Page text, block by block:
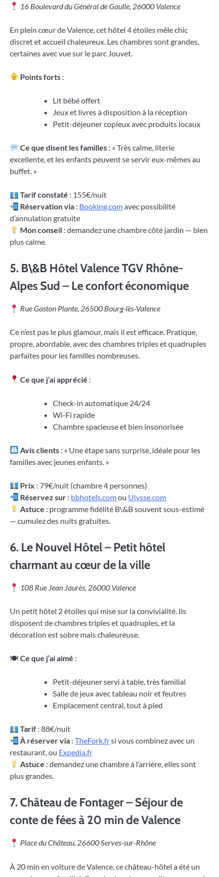
16 Boulevard du Général de Gaulle, 26000 Valence
En plein cœur de Valence, cet hôtel 4 étoiles mêle chic
discret et accueil chaleureux. Les chambres sont grandes,
certaines avec vue sur le parc Jouvet.
Points forts :
Lit bébé offert
Jeux et livres à disposition à la réception
Petit-déjeuner copieux avec produits locaux
Ce que disent les familles : « Très calme, literie
excellente, et les enfants peuvent se servir eux-mêmes au
buffet. »
Tarif constaté : 155€/nuit
Réservation via : Booking.comavec possibilité
d’annulation gratuite
Mon conseil : demandez une chambre côté jardin — bien
plus calme.
5. B\&B Hôtel Valence TGV Rhône-
Alpes Sud – Le confort économique
Rue Gaston Plante, 26500 Bourg-lès-Valence
Ce n’est pas le plus glamour, mais il est efficace. Pratique,
propre, abordable, avec des chambres triples et quadruples
parfaites pour les familles nombreuses.
Ce que j’ai apprécié :
Check-in automatique 24/24
Wi-Fi rapide
Chambre spacieuse et bien insonorisée
Avis clients : « Une étape sans surprise, idéale pour les
familles avec jeunes enfants. »
Prix : 79€/nuit (chambre 4 personnes)
Réservez sur : bbhotels.comou Ulysse.com
Astuce : programme fidélité B\&B souvent sous-estimé
— cumulez des nuits gratuites.
6. Le Nouvel Hôtel – Petit hôtel
charmant au cœur de la ville
108 Rue Jean Jaurès, 26000 Valence
Un petit hôtel 2 étoiles qui mise sur la convivialité. Ils
disposent de chambres triples et quadruples, et la
décoration est sobre mais chaleureuse.
🍽 Ce que j’ai aimé :
Petit-déjeuner servi à table, très familial
Salle de jeux avec tableau noir et feutres
Emplacement central, tout à pied
Tarif : 88€/nuit
À réserver via :TheFork.frsi vous combinez avec un
restaurant, ou Expedia.fr
Astuce : demandez une chambre à l’arrière, elles sont
plus grandes.
7.Château de Fontager – Séjour de
conte de fées à 20 min de Valence
Place du Château, 26600 Serves-sur-Rhône
À 20 min en voiture de Valence, ce château-hôtel a été un